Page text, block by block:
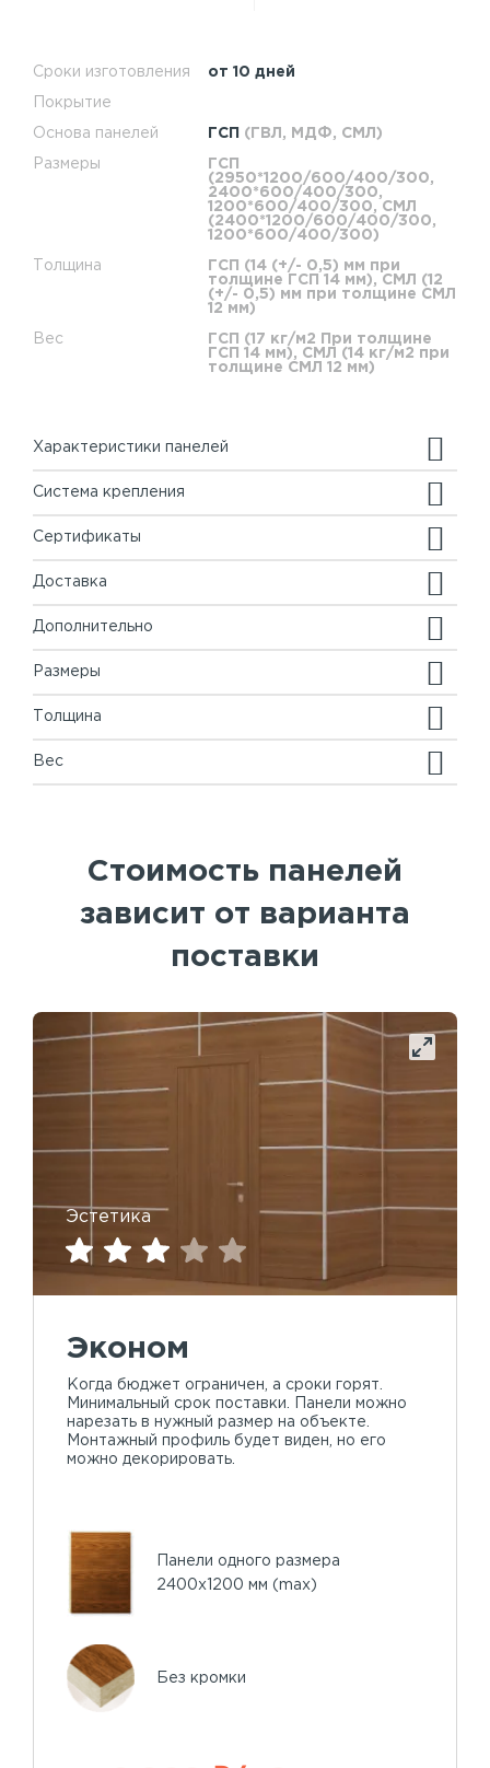
Сроки изготовления от 10 дней
Покрытие
Основа панелей ГСП (ГВЛ, МДФ, СМЛ)
Размеры
ГСП
(2950*1200/600/400/300,
2400*600/400/300,
1200*600/400/300, СМЛ
(2400*1200/600/400/300,
1200*600/400/300)
Толщина
ГСП (14 (+/- 0,5) мм при
толщине ГСП 14 мм), СМЛ (12
(+/- 0,5) мм при толщине СМЛ
12 мм)
Вес
ГСП (17 кг/м2 При толщине
ГСП 14 мм), СМЛ (14 кг/м2 при
толщине СМЛ 12 мм)
Характеристики панелей
Система крепления
Сертификаты
Доставка
Дополнительно
Размеры
Толщина
Вес
Стоимость панелей
зависит от варианта
поставки
Эстетика
Эконом
Когда бюджет ограничен, а сроки горят.
Минимальный срок поставки. Панели можно
нарезать в нужный размер на объекте.
Монтажный профиль будет виден, но его
можно декорировать.
Панели одного размера
2400х1200 мм (max)
Без кромки